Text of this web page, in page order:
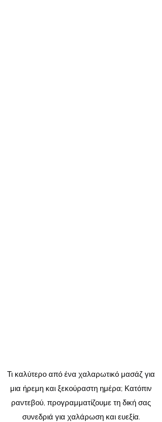
Τι καλύτερο από ένα χαλαρωτικό μασάζ για
μια ήρεμη και ξεκούραστη ημέρα; Κατόπιν
ραντεβού, προγραμματίζουμε τη δική σας
συνεδριά για χαλάρωση και ευεξία.